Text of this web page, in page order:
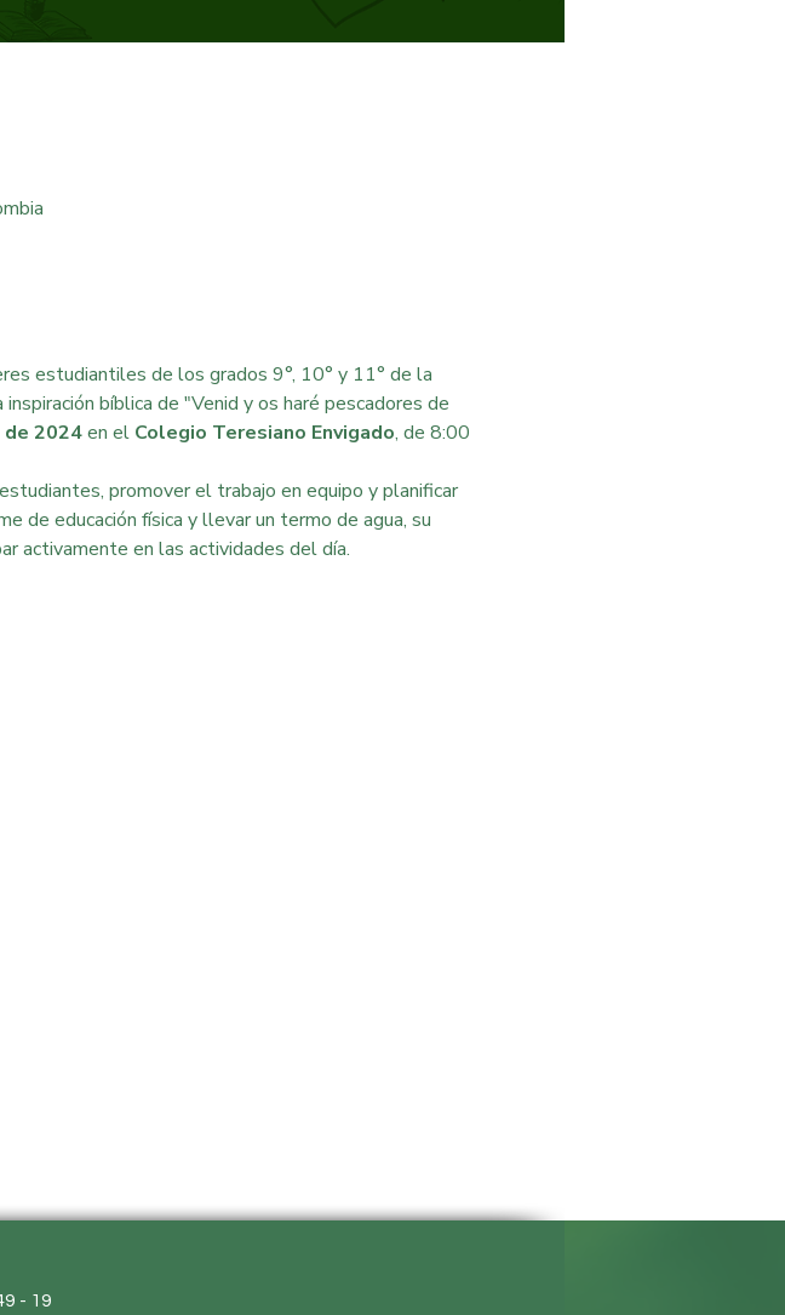
estudiantiles de los grados 9°, 10° y 11° de la
bíblica de "Venid y os haré pescadores de
2024 en el Colegio Teresiano Envigado, de 8:00
promover el trabajo en equipo y planificar
de educación física y llevar un termo de agua, su
activamente en las actividades del día.
- 19